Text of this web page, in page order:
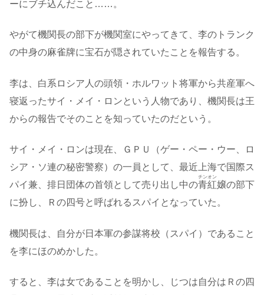
ーにブチ込んだこと……。
やがて機関長の部下が機関室にやってきて、李のトランク
の中身の麻雀牌に宝石が隠されていたことを報告する。
李は、白系ロシア人の頭領・ホルワット将軍から共産軍へ
寝返ったサイ・メイ・ロンという人物であり、機関長は王
からの報告でそのことを知っていたのだという。
サイ・メイ・ロンは現在、ＧＰＵ（ゲー・ペー・ウー、ロ
シア・ソ連の秘密警察）の一員として、最近上海で国際ス
パイ兼、排日団体の首領として売り出し中の青紅
チンオン
嬢の部下
に扮し、Ｒの四号と呼ばれるスパイとなっていた。
機関長は、自分が日本軍の参謀将校（スパイ）であること
を李にほのめかした。
すると、李は女であることを明かし、じつは自分はＲの四